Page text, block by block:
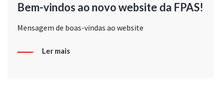
Bem-vindos ao novo website da FPAS!
Mensagem de boas-vindas ao website
Ler mais